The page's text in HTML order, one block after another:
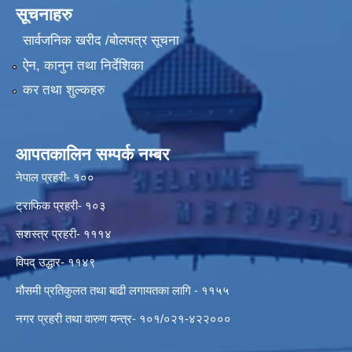
सूचनाहरु
सार्वजनिक खरीद /बोलपत्र सूचना
ऐन, कानुन तथा निर्देशिका
कर तथा शुल्कहरु
आपतकालिन सम्पर्क नम्बर
नेपाल प्रहरी- १००
ट्राफिक प्रहरी- १०३
सशस्त्र प्रहरी- १११४
विपद् उद्धार- ११४९
मौसमी प्रतिकुलत तथा बाढी लगायतका लागि - ११५५
नगर प्रहरी तथा वारुण यन्त्र- १०१/०२१-४२२०००